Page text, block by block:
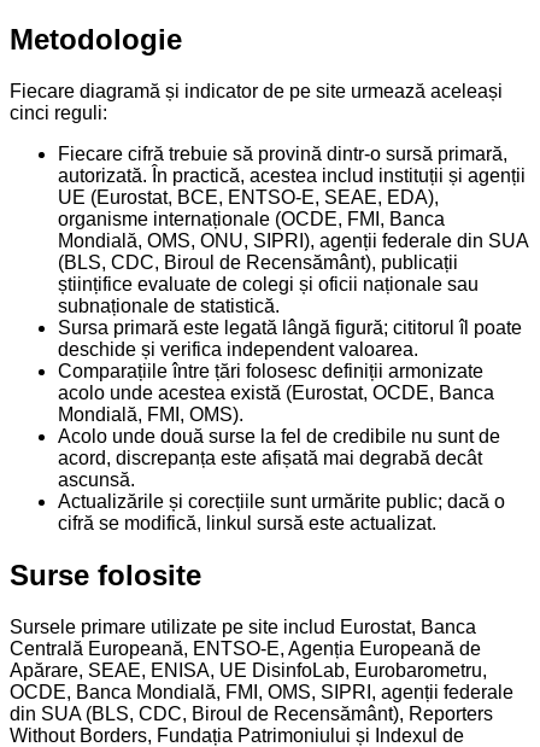
Metodologie
Fiecare diagramă și indicator de pe site urmează aceleași
cinci reguli:
Fiecare cifră trebuie să provină dintr-o sursă primară,
autorizată. În practică, acestea includ instituții și agenții
UE (Eurostat, BCE, ENTSO-E, SEAE, EDA),
organisme internaționale (OCDE, FMI, Banca
Mondială, OMS, ONU, SIPRI), agenții federale din SUA
(BLS, CDC, Biroul de Recensământ), publicații
științifice evaluate de colegi și oficii naționale sau
subnaționale de statistică.
Sursa primară este legată lângă figură; cititorul îl poate
deschide și verifica independent valoarea.
Comparațiile între țări folosesc definiții armonizate
acolo unde acestea există (Eurostat, OCDE, Banca
Mondială, FMI, OMS).
Acolo unde două surse la fel de credibile nu sunt de
acord, discrepanța este afișată mai degrabă decât
ascunsă.
Actualizările și corecțiile sunt urmărite public; dacă o
cifră se modifică, linkul sursă este actualizat.
Surse folosite
Sursele primare utilizate pe site includ Eurostat, Banca
Centrală Europeană, ENTSO-E, Agenția Europeană de
Apărare, SEAE, ENISA, UE DisinfoLab, Eurobarometru,
OCDE, Banca Mondială, FMI, OMS, SIPRI, agenții federale
din SUA (BLS, CDC, Biroul de Recensământ), Reporters
Without Borders, Fundația Patrimoniului și Indexul de